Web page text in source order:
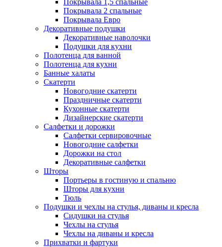
Покрывала 1,5 спальные
Покрывала 2 спальные
Покрывала Евро
Декоративные подушки
Декоративные наволочки
Подушки для кухни
Полотенца для ванной
Полотенца для кухни
Банные халаты
Скатерти
Новогодние скатерти
Праздничные скатерти
Кухонные скатерти
Дизайнерские скатерти
Салфетки и дорожки
Салфетки сервировочные
Новогодние салфетки
Дорожки на стол
Декоративные салфетки
Шторы
Портьеры в гостиную и спальню
Шторы для кухни
Тюль
Подушки и чехлы на стулья, диваны и кресла
Сидушки на стулья
Чехлы на стулья
Чехлы на диваны и кресла
Прихватки и фартуки